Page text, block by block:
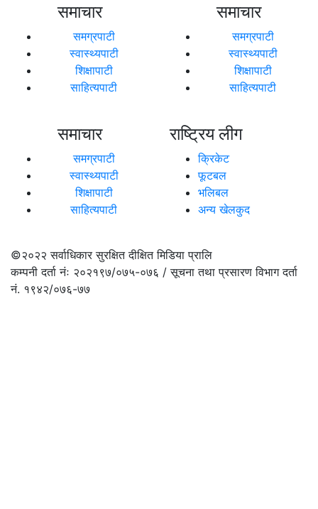
समाचार
समग्रपाटी
स्वास्थ्यपाटी
शिक्षापाटी
साहित्यपाटी
समाचार
समग्रपाटी
स्वास्थ्यपाटी
शिक्षापाटी
साहित्यपाटी
समाचार
समग्रपाटी
स्वास्थ्यपाटी
शिक्षापाटी
साहित्यपाटी
राष्ट्रिय लीग
क्रिकेट
फूटबल
भलिबल
अन्य खेलकुद
©२०२२सर्वाधिकार सुरक्षित दीक्षित मिडिया प्रालि
कम्पनी दर्ता नंः २०२१९७/०७५-०७६ / सूचना तथा प्रसारण विभाग दर्ता
नं. १९४२/०७६-७७